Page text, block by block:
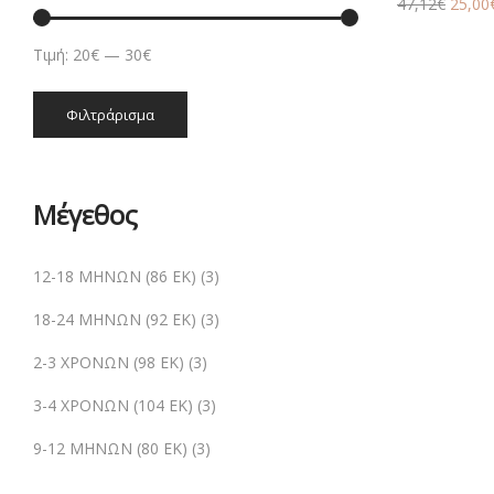
47,12€ 25,00
Φιλτράρισμα
Τιμή: 20€ — 30€
Μέγεθος
12-18 ΜΗΝΩΝ (86 ΕΚ) (3)
18-24 ΜΗΝΩΝ (92 ΕΚ) (3)
2-3 ΧΡΟΝΩΝ (98 ΕΚ) (3)
3-4 ΧΡΟΝΩΝ (104 ΕΚ) (3)
9-12 ΜΗΝΩΝ (80 ΕΚ) (3)